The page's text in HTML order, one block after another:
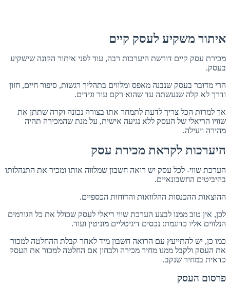
איתור משקיע לעסק קיים
מכירת עסק קיים דורשת היערכות רבה, עוד לפני איתור הקונה שישקיע
בעסק.
הרי מדובר בעסק שנבנה מאפס ומלווים בתהליך רגשות, סיפור חיים, חזון
ודרך לא קלה שנעשתה עד שהוא רקם עור וגידים.
אך למרות הכל צריך לדעת לתמחר אתו בצורה נכונה וקרה שתתן את
שוויו הריאלי של העסק ללא נגיעה אישית, על מנת שהמכירה תהיה
מהירה ויעילה.
היערכות לקראת מכירת עסק
הערכת שווי- לכל עסק יש רואה חשבון שמלווה אותו ומכיר את התנהלותו
בהיביטים החשבונאיים.
ההוצאות ההכנסות ההלוואות והדוחות הכספיים.
לכן, אין טוב ממנו לבצע הערכת שווי ריאלי לעסק שכולל את כל הגורמים
הנלווים אליו כדוגמת: נכסים דיגיטליים מוניטין ועוד.
כמו כן, יש להתייעץ עם הרואה חשבון מיד לאחר קבלת ההחלטה למכור
את העסק ולקבל ממנו מחיר מכירה ולבחון אם החלטה למכור את העסק
כדאית במחיר שנקב.
פרסום העסק